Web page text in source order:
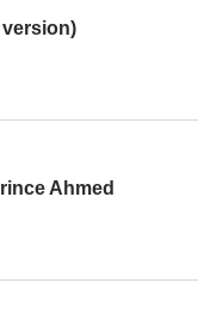
Ahmed